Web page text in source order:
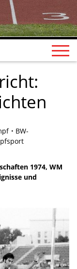
BW-
1974, WM
und